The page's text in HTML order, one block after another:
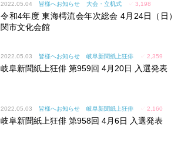
2022.05.04 皆様へお知らせ 大会・立机式 ✓ 3,198
令和4年度 東海樗流会年次総会 4月24日（日）
関市文化会館
2022.05.03 皆様へお知らせ 岐阜新聞紙上狂俳 ✓ 2,359
岐阜新聞紙上狂俳 第959回 4月20日 入選発表
2022.05.03 皆様へお知らせ 岐阜新聞紙上狂俳 ✓ 2,160
岐阜新聞紙上狂俳 第958回 4月6日 入選発表